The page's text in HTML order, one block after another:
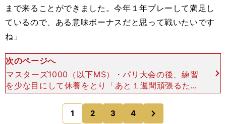
まで来ることができました。今年１年プレーして満足し
ているので、ある意味ボーナスだと思って戦いたいです
ね」
次のページへ
マスターズ1000（以下MS）・パリ大会の後、練習
を少な目にして休養をとり「あと１週間頑張るため
に、体とメンタルの準備をしていた」という錦織
は、ラウンドロビン（総当たり戦）のレイトン・ヒ
ューイットグル
1 2 3 4
のページへ